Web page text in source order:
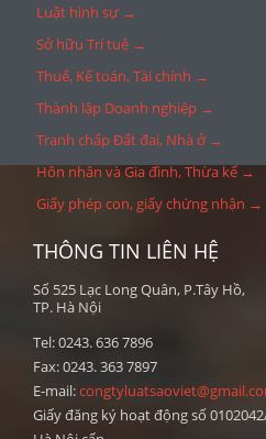
Luật hình sự →
Sở hữu Trí tuệ →
Thuế, Kế toán, Tài chính →
Thành lập Doanh nghiệp →
Tranh chấp Đất đai, Nhà ở →
Hôn nhân và Gia đình, Thừa kế →
Giấy phép con, giấy chứng nhận →
THÔNG TIN LIÊN HỆ
Số 525 Lạc Long Quân, P.Tây Hồ,
TP. Hà Nội
Tel: 0243. 636 7896
Fax: 0243. 363 7897
E-mail:
Giấy đăng ký hoạt động số